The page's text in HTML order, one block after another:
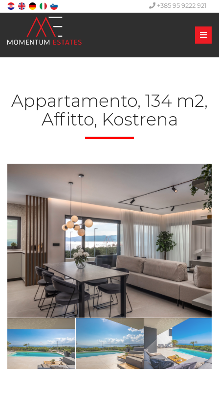
+385 95 9222 921
Appartamento, 134 m2,
Affitto, Kostrena